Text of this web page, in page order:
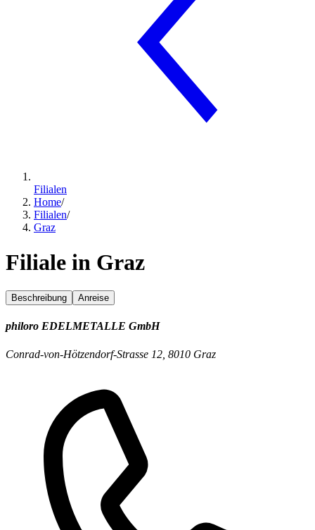
Filialen
Home/
Filialen/
Graz
Filiale in Graz
Beschreibung Anreise
philoro EDELMETALLE GmbH
Conrad-von-Hötzendorf-Strasse 12, 8010 Graz